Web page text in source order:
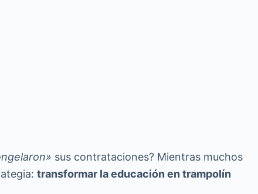
sus contrataciones? Mientras muchos
transformar la educación en trampolín